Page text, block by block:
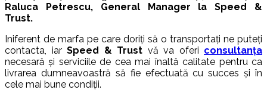
Raluca Petrescu, General Manager la Speed &
Trust.
Iniferent de marfa pe care doriți să o transportați ne puteți
contacta, iar Speed & Trust vă va oferi consultanța
necesară și serviciile de cea mai înaltă calitate pentru ca
livrarea dumneavoastră să fie efectuată cu succes și în
cele mai bune condiții.